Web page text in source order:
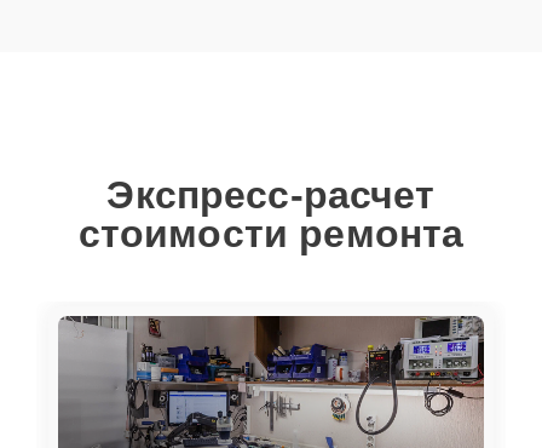
Экспресс-расчет
стоимости ремонта